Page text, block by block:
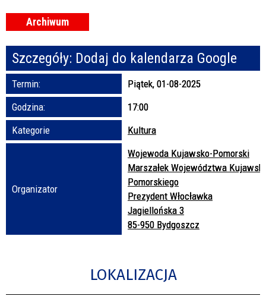
Promowane
Archiwum
Szczegóły: Dodaj do kalendarza Google
Termin:
Piątek, 01-08-2025
Godzina:
17:00
Kategorie
Kultura
Organizator
Wojewoda Kujawsko-Pomorski
Marszałek Województwa
Pomorskiego
Prezydent Włocławka
Jagiellońska 3
85-950 Bydgoszcz
LOKALIZACJA